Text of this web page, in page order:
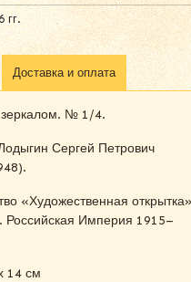
гг.
Доставка и оплата
№ 1/4.
Сергей Петрович
«Художественная
Российская Империя 1915–
14 см